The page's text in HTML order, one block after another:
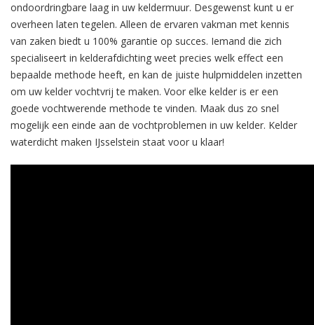
ondoordringbare laag in uw keldermuur. Desgewenst kunt u er
overheen laten tegelen. Alleen de ervaren vakman met kennis
van zaken biedt u 100% garantie op succes. Iemand die zich
specialiseert in kelderafdichting weet precies welk effect een
bepaalde methode heeft, en kan de juiste hulpmiddelen inzetten
om uw kelder vochtvrij te maken. Voor elke kelder is er een
goede vochtwerende methode te vinden. Maak dus zo snel
mogelijk een einde aan de vochtproblemen in uw kelder. Kelder
waterdicht maken IJsselstein staat voor u klaar!